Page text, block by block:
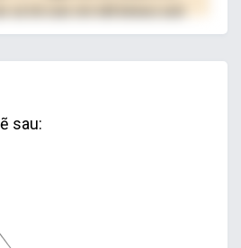
và lời giải chi tiết không giới
sau: